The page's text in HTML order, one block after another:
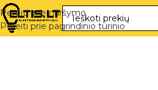
Pereiti prie naršymo
Pereiti prie pagrindinio turinio